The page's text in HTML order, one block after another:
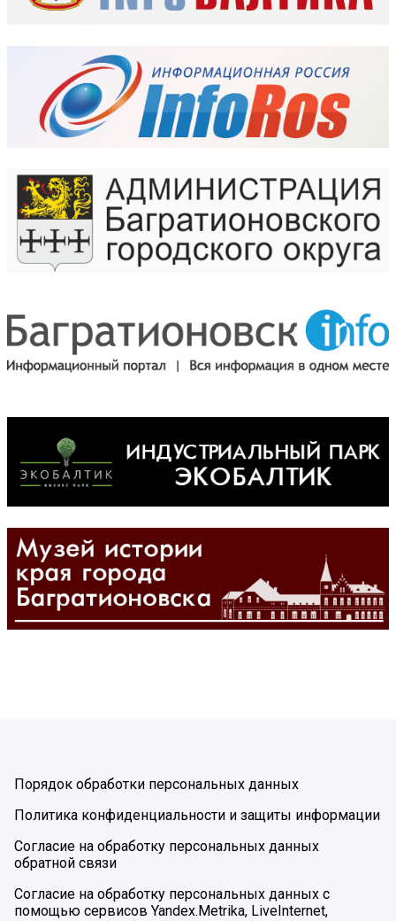
Порядок обработки персональных данных
Политика конфиденциальности и защиты информации
Согласие на обработку персональных данных
обратной связи
Согласие на обработку персональных данных с
помощью сервисов Yandex.Metrika, LiveInternet,